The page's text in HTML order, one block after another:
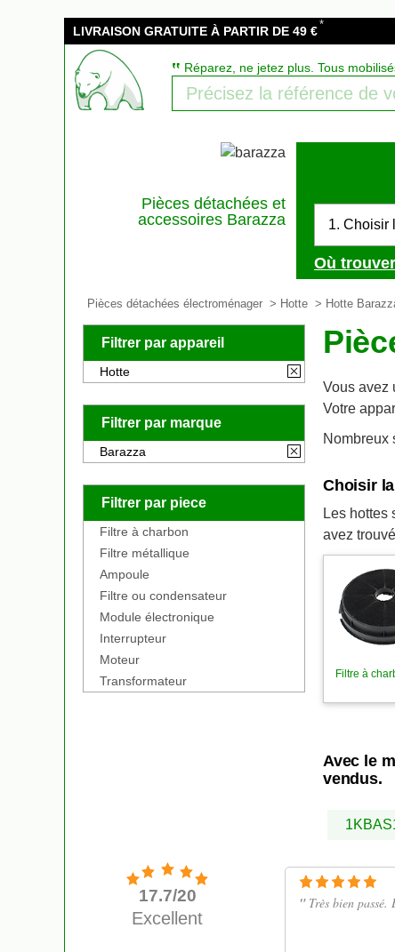
LIVRAISON GRATUITE À PARTIR DE 49 €*
‟ Réparez, ne jetez plus. Tous
Pièces détachées et
accessoires Barazza
1. Choisir
Où
Pièces détachées électroménager > Hotte > Hotte
Filtrer par appareil
Hotte
Filtrer par marque
Barazza
Filtrer par piece
Filtre à charbon
Filtre métallique
Ampoule
Filtre ou condensateur
Module électronique
Interrupteur
Moteur
Transformateur
Vous avez
Votre
Nombreux
Choisir
Les hottes
avez
Filtre à
Avec le
vendus.